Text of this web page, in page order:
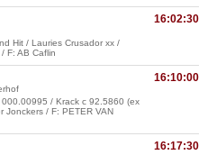
16:02:30
Hit / Lauries Crusador xx /
F: AB Caflin
16:10:00
/ Krack c 92.5860 (ex
Jonckers / F: PETER VAN
16:17:30